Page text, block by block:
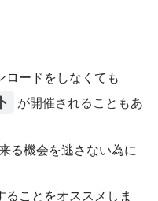
ロードをしなくても
が開催されることもあ
る機会を逃さない為に
ことをオススメしま